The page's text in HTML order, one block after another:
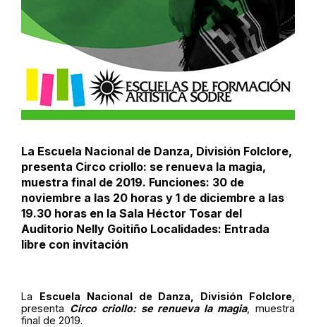
La Escuela Nacional de Danza, División Folclore,
presenta Circo criollo: se renueva la magia,
muestra final de 2019. Funciones: 30 de
noviembre a las 20 horas y 1 de diciembre a las
19.30 horas en la Sala Héctor Tosar del
Auditorio Nelly Goitiño Localidades: Entrada
libre con invitación
La Escuela Nacional de Danza, División Folclore
presenta Circo criollo: se renueva la magia, muestra
final de 2019.